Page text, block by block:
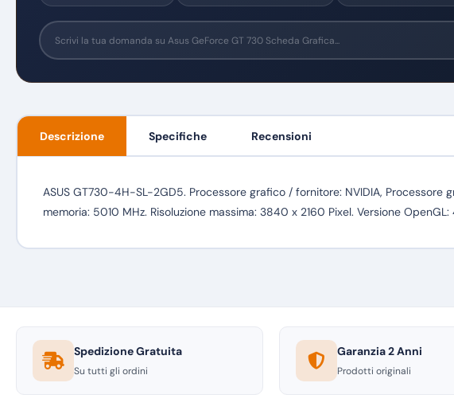
Descrizione Specifiche Recensioni
ASUS GT730-4H-SL-2GD5. Processore grafico / fornitore: NVIDIA,
memoria: 5010 MHz. Risoluzione massima: 3840 x 2160 Pixel. Versione
Spedizione Gratuita
Su tutti gli ordini
Garanzia 2 Anni
Prodotti originali